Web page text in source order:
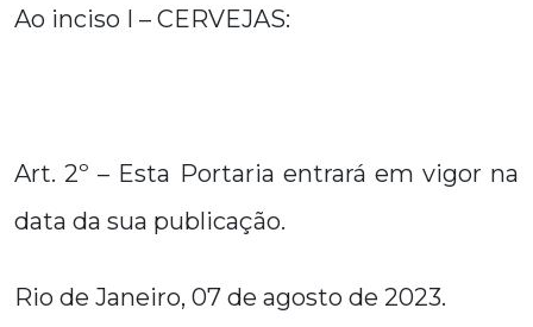
Ao inciso I – CERVEJAS:
Art. 2º – Esta Portaria entrará em vigor na
data da sua publicação.
Rio de Janeiro, 07 de agosto de 2023.